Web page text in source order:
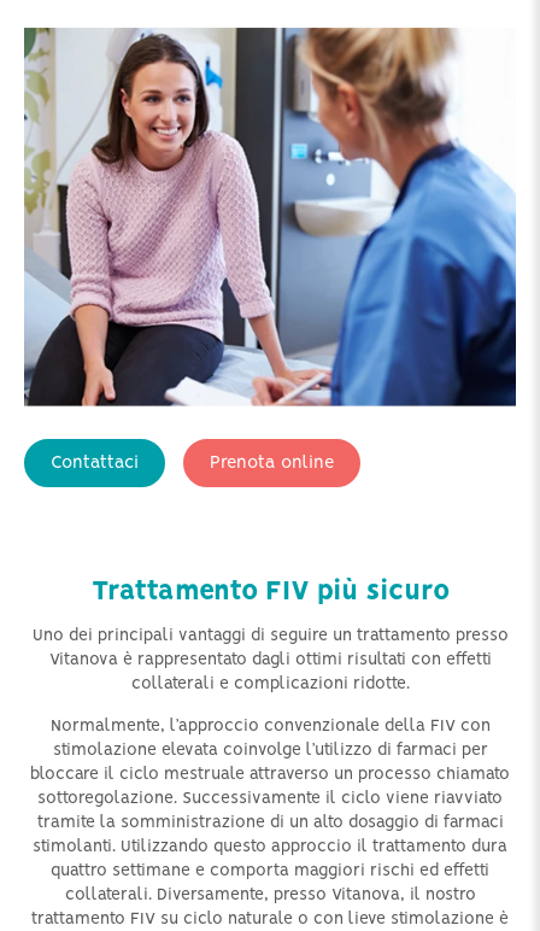
Contattaci Prenota online
Trattamento FIV più sicuro
Uno dei principali vantaggi di seguire un trattamento presso
Vitanova è rappresentato dagli ottimi risultati con effetti
collaterali e complicazioni ridotte.
Normalmente, l’approccio convenzionale della FIV con
stimolazione elevata coinvolge l’utilizzo di farmaci per
bloccare il ciclo mestruale attraverso un processo chiamato
sottoregolazione. Successivamente il ciclo viene riavviato
tramite la somministrazione di un alto dosaggio di farmaci
stimolanti. Utilizzando questo approccio il trattamento dura
quattro settimane e comporta maggiori rischi ed effetti
collaterali. Diversamente, presso Vitanova, il nostro
trattamento FIV su ciclo naturale o con lieve stimolazione è